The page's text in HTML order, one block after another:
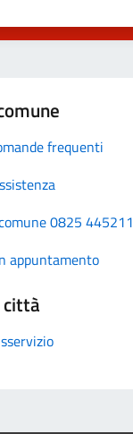
frequenti
0825 445211
appuntamento
città